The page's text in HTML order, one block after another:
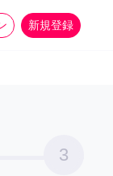
新規登録
more_horiz
3